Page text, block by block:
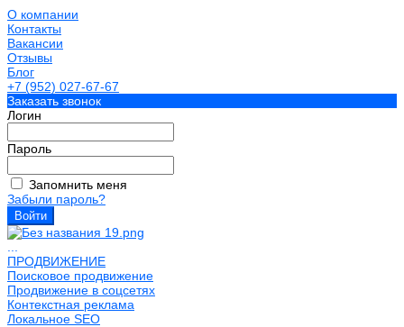
О компании
Контакты
Вакансии
Отзывы
Блог
+7 (952) 027-67-67
Заказать звонок
Логин
Пароль
Запомнить меня
Забыли пароль?
ПРОДВИЖЕНИЕ
Поисковое продвижение
Продвижение в соцсетях
Контекстная реклама
Локальное SEO